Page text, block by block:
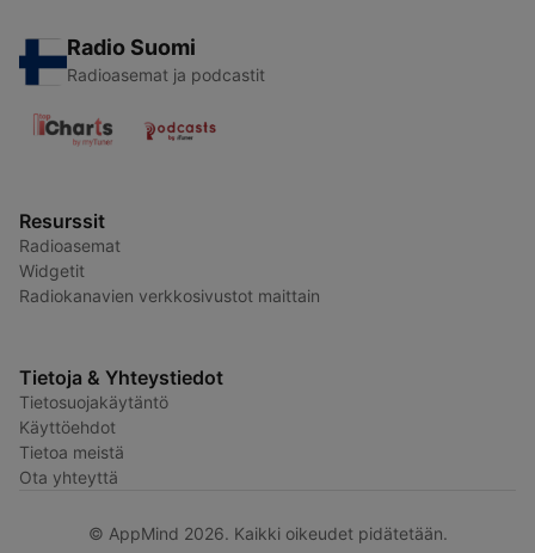
Radio Suomi
Radioasemat ja podcastit
Resurssit
Radioasemat
Widgetit
Radiokanavien verkkosivustot maittain
Tietoja & Yhteystiedot
Tietosuojakäytäntö
Käyttöehdot
Tietoa meistä
Ota yhteyttä
© AppMind 2026. Kaikki oikeudet pidätetään.